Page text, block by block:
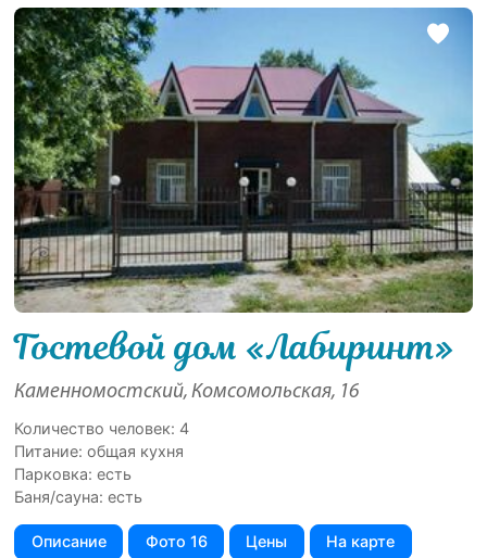
Гостевой дом «Лабиринт»
Каменномостский, Комсомольская, 16
Количество человек: 4
Питание: общая кухня
Парковка: есть
Баня/сауна: есть
Описание Фото 16 Цены На карте